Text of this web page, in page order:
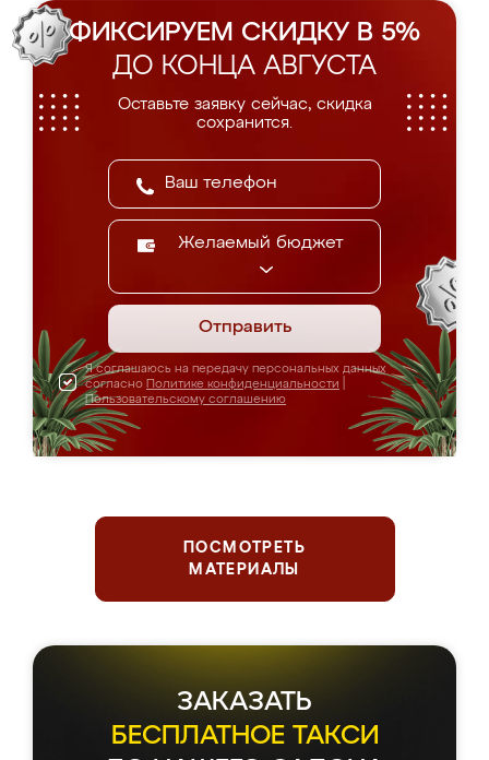
ФИКСИРУЕМ СКИДКУ В 5%
ДО КОНЦА АВГУСТА
Оставьте заявку сейчас, скидка
сохранится.
Желаемый бюджет
Отправить
Я соглашаюсь на передачу персональных данных
согласно Политике конфиденциальности
Пользовательскому соглашению
ПОСМОТРЕТЬ
МАТЕРИАЛЫ
ЗАКАЗАТЬ
БЕСПЛАТНОЕ ТАКСИ